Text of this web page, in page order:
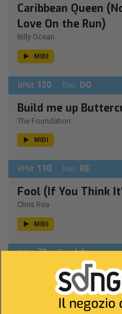
Caribbean Queen
Love On the Run)
Billy Ocean
MIDI
BPM: 130 Ton.: DO
Build me up
The Foundation
MIDI
BPM: 110 Ton.: RE
Fool (If You Think
Chris Rea
MIDI
BPM:70 Ton.:LA
L'eleganza delle
MP3